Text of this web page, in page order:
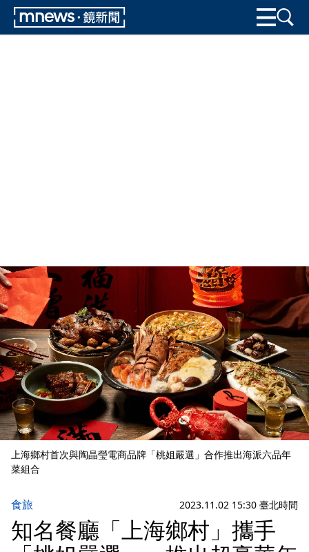
上海鄉村首次與陶晶瑩電商品牌「桃姐嚴選」合作推出海派六品年
菜組合
食旅 2023.11.02 15:30 臺北時間
知名餐廳「上海鄉村」攜手